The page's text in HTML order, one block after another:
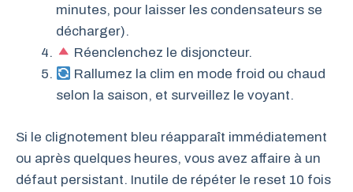
minutes, pour laisser les condensateurs se
décharger).
Réenclenchez le disjoncteur.
Rallumez la clim en mode froid ou chaud
selon la saison, et surveillez le voyant.
Si le clignotement bleu réapparaît immédiatement
ou après quelques heures, vous avez affaire à un
défaut persistant. Inutile de répéter le reset 10 fois